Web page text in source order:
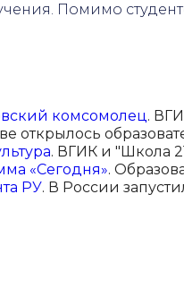
Помимо
комсомолец.
открылось
. ВГИК и "Школа
«Сегодня».
РУ. В России